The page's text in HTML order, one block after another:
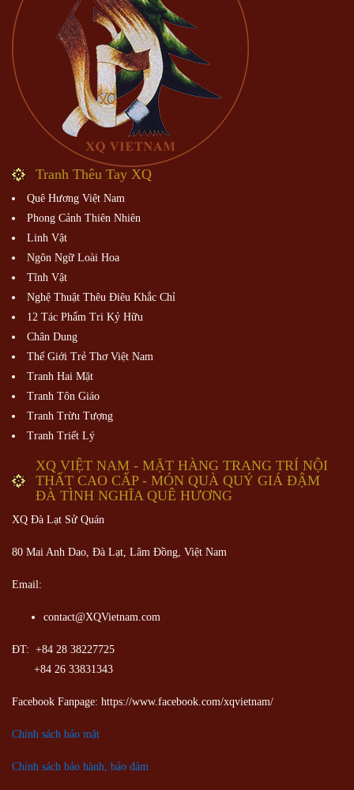
Tranh Thêu Tay XQ
Quê Hương Việt Nam
Phong Cảnh Thiên Nhiên
Linh Vật
Ngôn Ngữ Loài Hoa
Tĩnh Vật
Nghệ Thuật Thêu Điêu Khắc Chỉ
12 Tác Phẩm Tri Kỷ Hữu
Chân Dung
Thế Giới Trẻ Thơ Việt Nam
Tranh Hai Mặt
Tranh Tôn Giáo
Tranh Trừu Tượng
Tranh Triết Lý
XQ VIỆT NAM - MẶT HÀNG TRANG TRÍ NỘI
THẤT CAO CẤP - MÓN QUÀ QUÝ GIÁ ĐẬM
ĐÀ TÌNH NGHĨA QUÊ HƯƠNG
XQ Đà Lạt Sử Quán
80 Mai Anh Dao, Đà Lạt, Lâm Đồng, Việt Nam
Email:
contact@XQVietnam.com
ĐT: +84 28 38227725
+84 26 33831343
Facebook Fanpage: https://www.facebook.com/xqvietnam/
Chính sách bảo mật
Chính sách bảo hành, bảo đảm